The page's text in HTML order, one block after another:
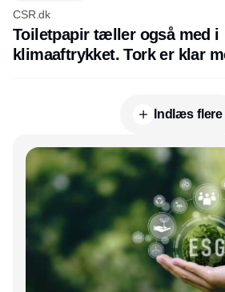
CSR.dk
Toiletpapir tæller også med i
klimaaftrykket. Tork er klar
Indlæs flere
Annonce